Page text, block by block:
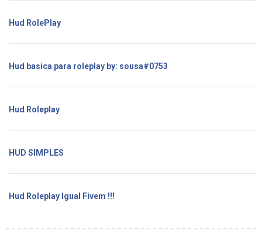
Hud RolePlay
Hud basica para roleplay by: sousa#0753
Hud Roleplay
HUD SIMPLES
Hud Roleplay Igual Fivem !!!